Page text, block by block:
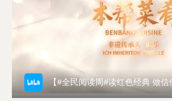
用型、创新性、国际化”办学
社会责任、专业素养、实践
际视野的高素质应用型商科
12个二级学院，本科专业29
权点6个（旅游管理、国际
理、工程管理、社会工作）。
【#全民阅读周#读红色经典 做信仰传人#新时代新征程，阅读的形式，也在与时俱进。今天，让我们一同走近《